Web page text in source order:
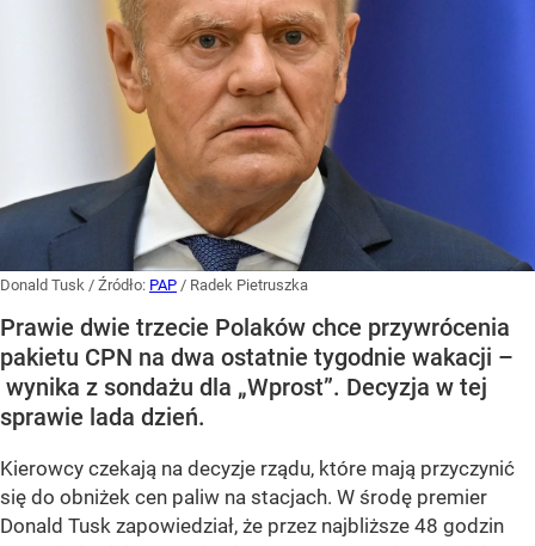
Donald Tusk / Źródło: PAP / Radek Pietruszka
Prawie dwie trzecie Polaków chce przywrócenia
pakietu CPN na dwa ostatnie tygodnie wakacji –
wynika z sondażu dla „Wprost”. Decyzja w tej
sprawie lada dzień.
Kierowcy czekają na decyzje rządu, które mają przyczynić
się do obniżek cen paliw na stacjach. W środę premier
Donald Tusk zapowiedział, że przez najbliższe 48 godzin